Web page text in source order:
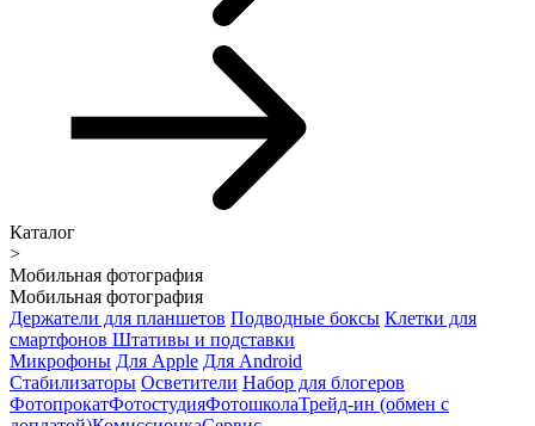
Каталог
>
Мобильная фотография
Мобильная фотография
Держатели для планшетов Подводные боксы Клетки для
смартфонов Штативы и подставки
Микрофоны Для Apple Для Android
Стабилизаторы Осветители Набор для блогеров
ФотопрокатФотостудияФотошколаТрейд-ин (обмен с